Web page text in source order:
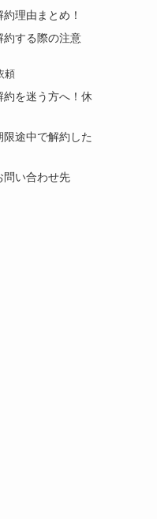
理由まとめ！
する際の注意
頼
を迷う方へ！休
途中で解約した
問い合わせ先